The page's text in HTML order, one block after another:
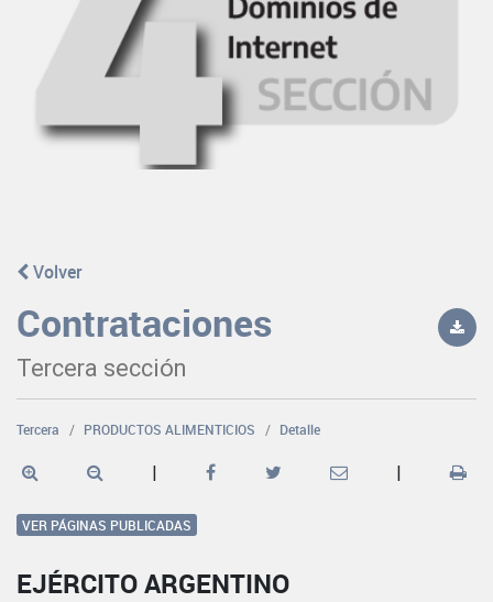
Volver
Contrataciones
Tercera sección
Tercera PRODUCTOS ALIMENTICIOS Detalle
| |
VER PÁGINAS PUBLICADAS
EJÉRCITO ARGENTINO